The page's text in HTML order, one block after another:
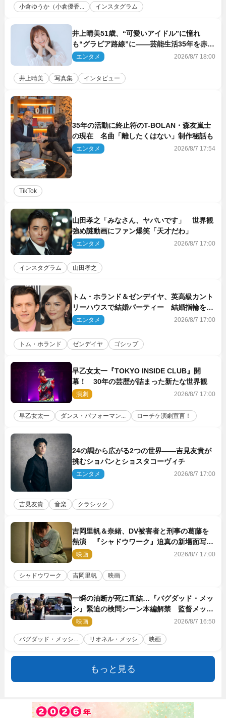
小倉ゆうか（小倉優香... インスタグラム
井上晴美51歳、“可愛いアイドル”に憧れ
も“グラビア路線”に――芸能生活35年を赤
裸々に語る 27年ぶりに写真集発売
エンタメ 2026/8/7 18:00
井上晴美 写真集 インタビュー
35年の活動に終止符のT-BOLAN・森友嵐士
の現在 名曲「離したくはない」制作秘話も
エンタメ 2026/8/7 17:54
TikTok
山田孝之「みなさん、ヤバいです」 世界観
強め謎動画にファン爆笑「天才だわ」
エンタメ 2026/8/7 17:00
インスタグラム 山田孝之
トム・ホランド＆ゼンデイヤ、英高級カント
リーハウスで結婚パーティー 結婚指輪を身
に着けたトムも初キャッチ
エンタメ 2026/8/7 17:00
トム・ホランド ゼンデイヤ ゴシップ
早乙女太一『TOKYO INSIDE CLUB』開
幕！ 30年の芸歴が詰まった新たな世界観
演劇 2026/8/7 17:00
早乙女太一 ダンス・パフォーマン... ローチケ演劇宣言！
24の調から広がる2つの世界――吉見友貴が
挑むショパンとショスタコーヴィチ
エンタメ 2026/8/7 17:00
吉見友貴 音楽 クラシック
吉岡里帆＆奈緒、DV被害者と刑事の葛藤を
熱演 『シャドウワーク』迫真の新場面写真
公開
映画 2026/8/7 17:00
シャドウワーク 吉岡里帆 映画
一瞬の油断が死に直結…『バグダッド・メッ
シ』緊迫の検問シーン本編解禁 監督メッセ
ージも到着
映画 2026/8/7 16:50
バグダッド・メッシ... リオネル・メッシ 映画
もっと見る